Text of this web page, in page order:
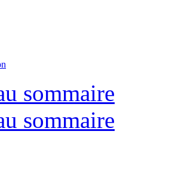
sommaire
sommaire